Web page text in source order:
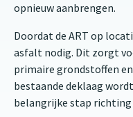
opnieuw aanbrengen.
Doordat de ART op
asfalt nodig. Dit zorgt
primaire grondstoffen
bestaande deklaag
belangrijke stap richting